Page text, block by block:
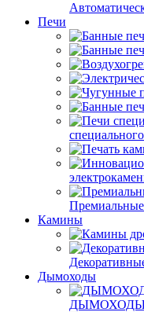
Печи
Камины
Дымоходы